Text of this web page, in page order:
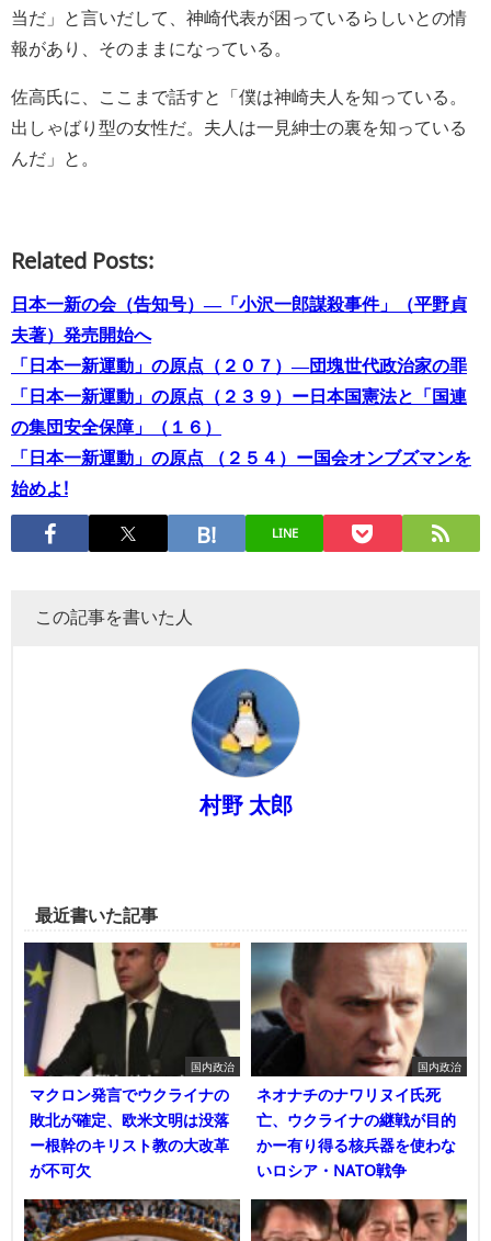
当だ」と言いだして、神崎代表が困っているらしいとの情
報があり、そのままになっている。
佐高氏に、ここまで話すと「僕は神崎夫人を知っている。
出しゃばり型の女性だ。夫人は一見紳士の裏を知っている
んだ」と。
Related Posts:
日本一新の会（告知号）―「小沢一郎謀殺事件」（平野貞
夫著）発売開始へ
「日本一新運動」の原点（２０７）―団塊世代政治家の罪
「日本一新運動」の原点（２３９）ー日本国憲法と「国連
の集団安全保障」（１６）
「日本一新運動」の原点 （２５４）ー国会オンブズマンを
始めよ!
LINE
この記事を書いた人
村野 太郎
最近書いた記事
国内政治
マクロン発言でウクライナの
敗北が確定、欧米文明は没落
ー根幹のキリスト教の大改革
が不可欠
国内政治
ネオナチのナワリヌイ氏死
亡、ウクライナの継戦が目的
かー有り得る核兵器を使わな
いロシア・NATO戦争